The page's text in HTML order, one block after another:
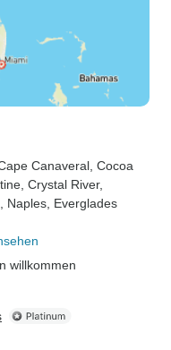
Cape Canaveral , Cocoa
, Crystal River,
, Naples , Everglades
willkommen